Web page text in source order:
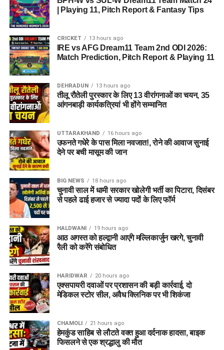
Dehradun Rojgar Mela 2026 :
आवेदन और पंजीकरण प्रक्रिया (How
to Register)
भाग लेने के लिए अभ्यर्थियों का पंजीकरण04 अगस्त, 2026से शुरू हो
चुका है। इच्छुक अभ्यर्थी साक्षात्कार में शामिल होने से पहले किसी भी कार्य
दिवस में कार्यालय पहुंचकर अपना पंजीकरण करा सकते हैं।
आवश्यक दस्तावेज (Documents
Required):
बायोडाटा / रिज़्यूमे (Resume)(2-3 प्रतियां)
मूल शैक्षिक प्रमाण पत्रएवं उनकी छायाप्रतियां
(Photocopies)
सेवायोजन कार्यालय का पंजीयन कार्ड
पासपोर्ट साइज फोटो
वैध पहचान पत्र
विभाग ने जिले के सभी योग्य एवं इच्छुक युवाओं से अपील की है कि वे समय
पर अपना पंजीकरण कराकर इस रोजगार अवसर का लाभ उठाएं।
| Playing 11, Pitch Report & Fantasy Tips
CRICKET 13 hours ago
IRE vs AFG Dream11 Team 2nd ODI 2026:
Match Prediction, Pitch Report & Playing 11
DEHRADUN 13 hours ago
तीलू रौतेली पुरस्कार के लिए 13 वीरांगनाओं का चयन, 35
आंगनबाड़ी कार्यकत्रियां भी होंगे सम्मानित
UTTARAKHAND 16 hours ago
उफनते गधेरे के पास मिला नवजात!, रोने की आवाज सुनाई
देने पर बची मासूम की जान
BIG NEWS 18 hours ago
चुनावी साल में धामी सरकार खोलेगी भर्ती का पिटारा, दिसंबर
से पहले ढाई हजार से ज्यादा पदों के लिए फॉर्म
HALDWANI 19 hours ago
आठ अगस्त को हल्द्वानी आएंगे मल्लिकार्जुन खरगे, चुनावी
रैली को करेंगे संबोधित
HARIDWAR 20 hours ago
एक्सपायरी दवाओं पर प्रशासन की बड़ी कार्रवाई, दो
मेडिकल स्टोर सील, अवैध क्लिनिक पर भी शिकंजा
CHAMOLI 21 hours ago
हेमकुंड साहिब से लौटते वक्त हुआ दर्दनाक हादसा, बाइक
फिसलने से एक श्रद्धालु की मौत